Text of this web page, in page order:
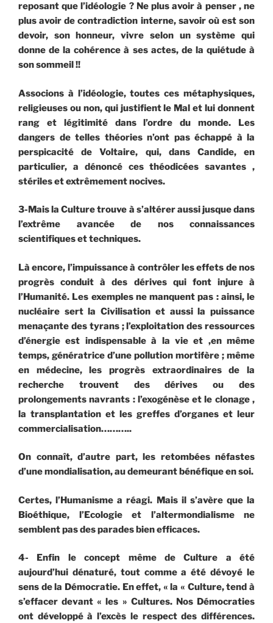
reposant que l’idéologie ? Ne plus avoir à penser , ne
plus avoir de contradiction interne, savoir où est son
devoir, son honneur, vivre selon un système qui
donne de la cohérence à ses actes, de la quiétude à
son sommeil !!
Associons à l’idéologie, toutes ces métaphysiques,
religieuses ou non, qui justifient le Mal et lui donnent
rang et légitimité dans l’ordre du monde. Les
dangers de telles théories n’ont pas échappé à la
perspicacité de Voltaire, qui, dans Candide, en
particulier, a dénoncé ces théodicées savantes ,
stériles et extrêmement nocives.
3-Mais la Culture trouve à s’altérer aussi jusque dans
l’extrême avancée de nos connaissances
scientifiques et techniques.
Là encore, l’impuissance à contrôler les effets de nos
progrès conduit à des dérives qui font injure à
l’Humanité. Les exemples ne manquent pas : ainsi, le
nucléaire sert la Civilisation et aussi la puissance
menaçante des tyrans ; l’exploitation des ressources
d’énergie est indispensable à la vie et ,en même
temps, génératrice d’une pollution mortifère ; même
en médecine, les progrès extraordinaires de la
recherche trouvent des dérives ou des
prolongements navrants : l’exogénèse et le clonage ,
la transplantation et les greffes d’organes et leur
commercialisation………..
On connaît, d’autre part, les retombées néfastes
d’une mondialisation, au demeurant bénéfique en soi.
Certes, l’Humanisme a réagi. Mais il s’avère que la
Bioéthique, l’Ecologie et l’altermondialisme ne
semblent pas des parades bien efficaces.
4- Enfin le concept même de Culture a été
aujourd’hui dénaturé, tout comme a été dévoyé le
sens de la Démocratie. En effet, « la « Culture, tend à
s’effacer devant « les » Cultures. Nos Démocraties
ont développé à l’excès le respect des différences.